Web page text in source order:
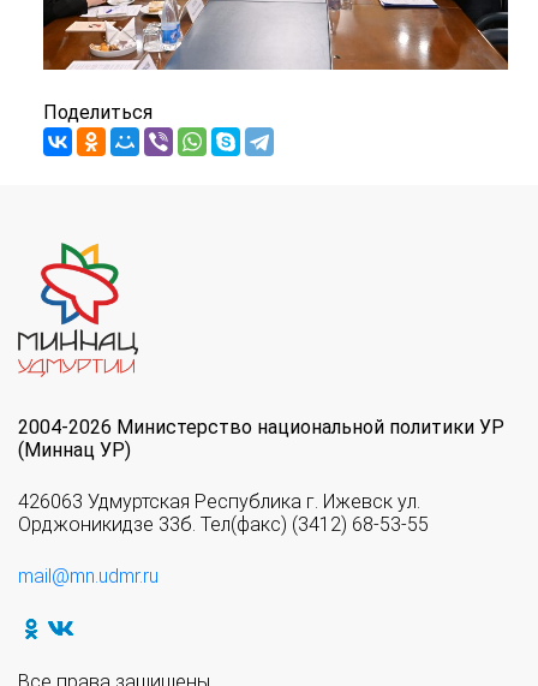
Поделиться
2004-2026 Министерство национальной политики УР
(Миннац УР)
426063 Удмуртская Республика г. Ижевск ул.
Орджоникидзе 33б. Тел(факс) (3412) 68-53-55
mail@mn.udmr.ru